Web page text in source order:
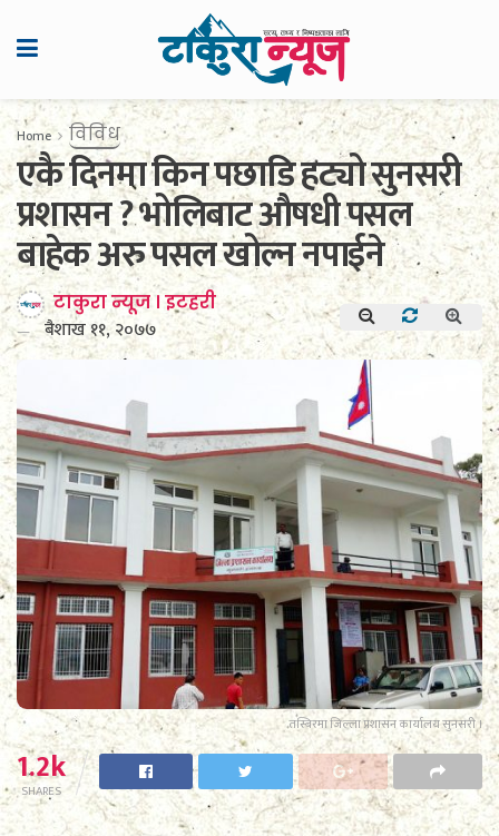
Home विविध
एकै दिनमा किन पछाडि हट्यो सुनसरी
प्रशासन ? भोलिबाट औषधी पसल
बाहेक अरु पसल खोल्न नपाईने
टाकुरा न्यूज । इटहरी
बैशाख ११, २०७७
तस्बिरमा जिल्ला प्रशासन कार्यालय सुनसरी ।
1.2k
SHARES